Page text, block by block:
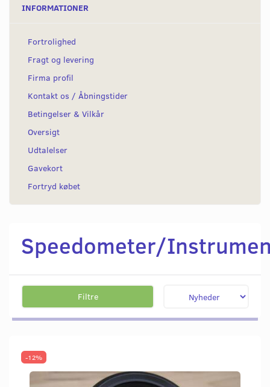
INFORMATIONER
Fortrolighed
Fragt og levering
Firma profil
Kontakt os / Åbningstider
Betingelser & Vilkår
Oversigt
Udtalelser
Gavekort
Fortryd købet
Speedometer/
Filtre
-12%